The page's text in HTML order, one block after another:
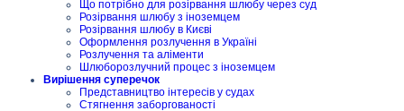
Що потрібно для розірвання шлюбу через суд
Розірвання шлюбу з іноземцем
Розірвання шлюбу в Києві
Оформлення розлучення в Україні
Розлучення та аліменти
Шлюборозлучний процес з іноземцем
Вирішення суперечок
Представництво інтересів у судах
Стягнення заборгованості